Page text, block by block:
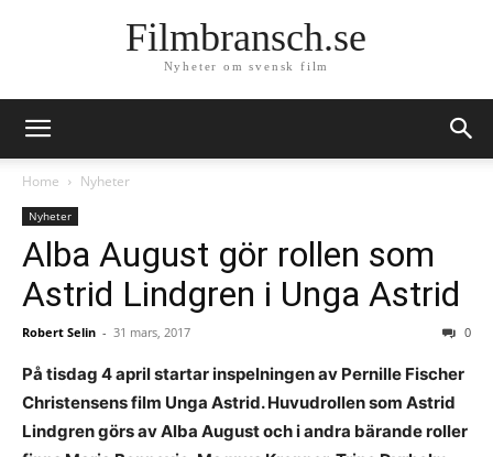
Filmbransch.se
Nyheter om svensk film
Home Nyheter
Nyheter
Alba August gör rollen som
Astrid Lindgren i Unga Astrid
Robert Selin - 31 mars, 2017 0
På tisdag 4 april startar inspelningen av Pernille Fischer
Christensens film Unga Astrid. Huvudrollen som Astrid
Lindgren görs av Alba August och i andra bärande roller